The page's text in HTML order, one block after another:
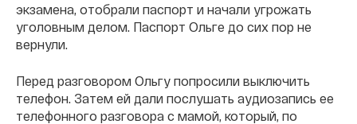
экзамена, отобрали паспорт и начали угрожать
уголовным делом. Паспорт Ольге до сих пор не
вернули.
Перед разговором Ольгу попросили выключить
телефон. Затем ей дали послушать аудиозапись ее
телефонного разговора с мамой, который, по